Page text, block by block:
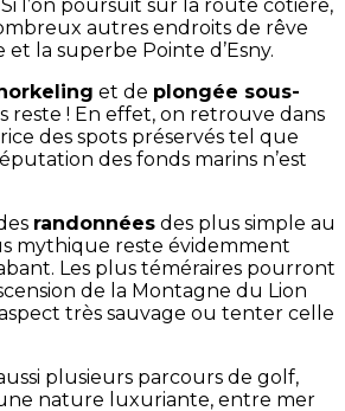
l’on poursuit sur la route côtière,
autres endroits de rêve
la superbe Pointe d’Esny.
et de plongée sous-
reste ! En effet, on retrouve dans
des spots préservés tel que
des fonds marins n’est
randonnées des plus simple au
mythique reste évidemment
Les plus téméraires pourront
de la Montagne du Lion
très sauvage ou tenter celle
plusieurs parcours de golf,
nature luxuriante, entre mer